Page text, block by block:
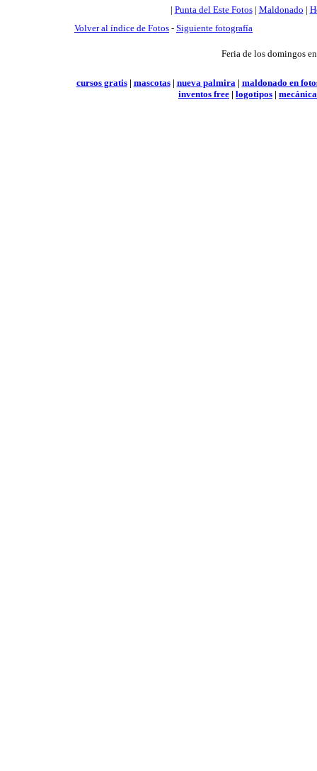
| Punta del Este Fotos| Maldonado |
Volver al índice de Fotos - Siguiente fotografía
Feria de los domingos
cursos gratis| mascotas| nueva palmira| maldonado en
inventos free | logotipos |